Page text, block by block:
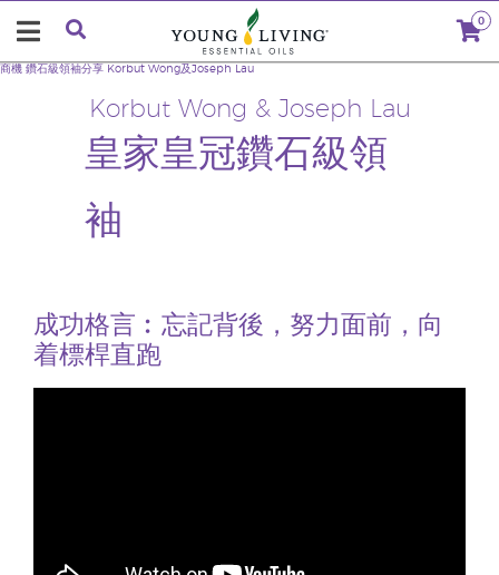
0
Korbut Wong & Joseph Lau
皇家皇冠鑽石級領
袖
商機 鑽石級領袖分享 Korbut Wong及Joseph Lau
成功格言︰忘記背後，努力面前，向
着標桿直跑